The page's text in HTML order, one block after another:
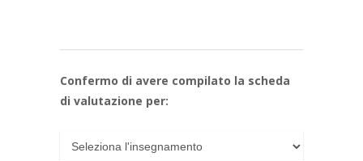
Confermo di avere compilato la scheda
di valutazione per: